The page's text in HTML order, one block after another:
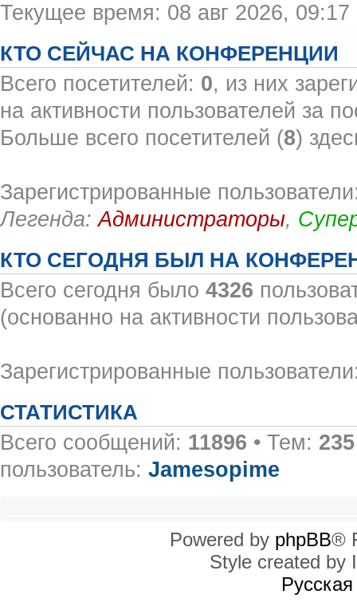
Текущее время: 08 авг 2026, 09:17
КТО СЕЙЧАС НА КОНФЕРЕНЦИИ
Всего посетителей: 0, из них
на активности пользователей за
Больше всего посетителей (8)
Зарегистрированные
Легенда:Администраторы,
КТО СЕГОДНЯ БЫЛ НА
Всего сегодня было 4326
(основанно на активности
Зарегистрированные
СТАТИСТИКА
Всего сообщений: 11896 • Тем: 235
пользователь: Jamesopime
Powered by phpBB®
Style created by